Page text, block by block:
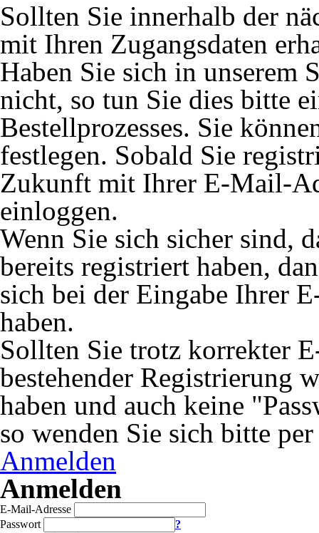
Sollten Sie innerhalb der
mit Ihren Zugangsdaten
Haben Sie sich in unserem
nicht, so tun Sie dies bitte
Bestellprozesses. Sie
festlegen. Sobald Sie
Zukunft mit Ihrer E-Mail-
einloggen.
Wenn Sie sich sicher sind,
bereits registriert haben,
sich bei der Eingabe Ihrer
haben.
Sollten Sie trotz korrekter
bestehender Registrierung
haben und auch keine
so wenden Sie sich bitte
Anmelden
Anmelden
E-Mail-Adresse
Passwort
?